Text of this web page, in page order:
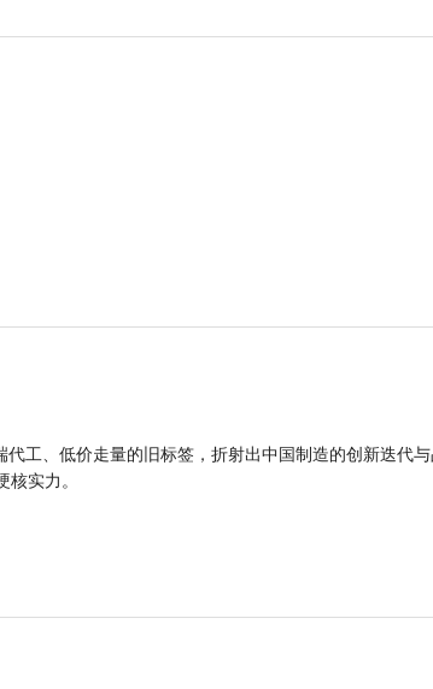
工、低价走量的旧标签，折射出中国制造的创新迭代
实力。